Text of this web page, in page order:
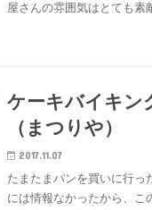
屋さんの雰囲気はとても
ケーキバイキン
（まつりや）
2017.11.07
たまたまパンを買いに行っ
には情報なかったから、こ